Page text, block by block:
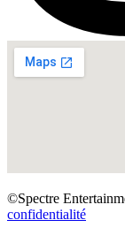
©Spectre
confidentialité